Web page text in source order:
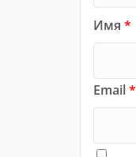
Имя *
Email*